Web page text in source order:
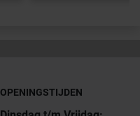
OPENINGSTIJDEN